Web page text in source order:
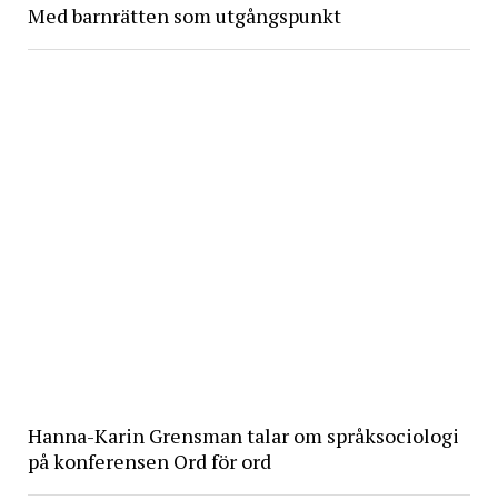
Med barnrätten som utgångspunkt
Hanna-Karin Grensman talar om språksociologi
på konferensen Ord för ord